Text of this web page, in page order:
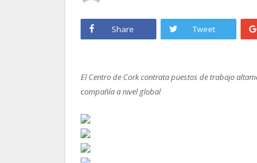
Share Tweet
El Centro de Cork contrata puestos de trabajo
compañía a nivel global